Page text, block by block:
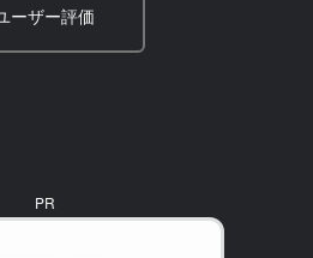
ーザー評価
PR